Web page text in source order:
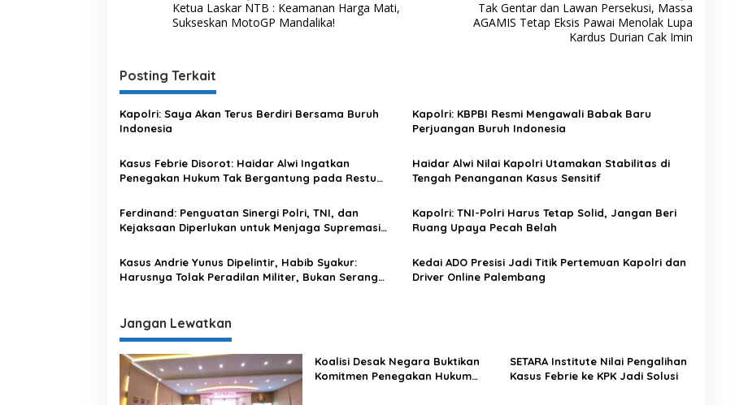
a
i
g
a
i
p
o
s
Ketua Laskar NTB : Keamanan Harga Mati,
Sukseskan MotoGP Mandalika!
Tak Gentar dan Lawan Persekusi, Massa
AGAMIS Tetap Eksis Pawai Menolak Lupa
Kardus Durian Cak Imin
Posting Terkait
Kapolri: Saya Akan Terus Berdiri Bersama Buruh
Indonesia
Kapolri: KBPBI Resmi Mengawali Babak Baru
Perjuangan Buruh Indonesia
Kasus Febrie Disorot: Haidar Alwi Ingatkan
Penegakan Hukum Tak Bergantung pada Restu
Haidar Alwi Nilai Kapolri Utamakan Stabilitas di
Tengah Penanganan Kasus Sensitif
Ferdinand: Penguatan Sinergi Polri, TNI, dan
Kejaksaan Diperlukan untuk Menjaga Supremasi
Kapolri: TNI-Polri Harus Tetap Solid, Jangan Beri
Ruang Upaya Pecah Belah
Kasus Andrie Yunus Dipelintir, Habib Syakur:
Harusnya Tolak Peradilan Militer, Bukan Serang
Kedai ADO Presisi Jadi Titik Pertemuan Kapolri dan
Driver Online Palembang
Jangan Lewatkan
Koalisi Desak Negara Buktikan
Komitmen Penegakan Hukum
SETARA Institute Nilai Pengalihan
Kasus Febrie ke KPK Jadi Solusi